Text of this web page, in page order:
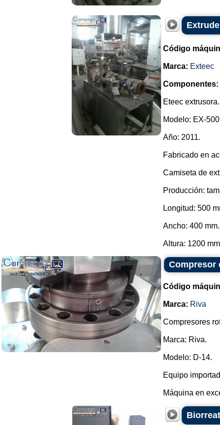
Código
Marca: Exteec
Componentes:
Eteec extrusora.
Modelo: EX-
Año: 2011.
Fabricado en
Camiseta de
Producción:
Longitud: 500
Ancho: 400 mm.
Altura: 1200
Compresor
Código
Marca: Riva
Compresores
Marca: Riva.
Modelo: D-14.
Equipo
Máquina en